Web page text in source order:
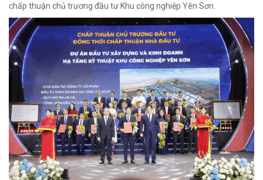
chấp thuận chủ trương đầu tư Khu công nghiệp Yên Sơn.